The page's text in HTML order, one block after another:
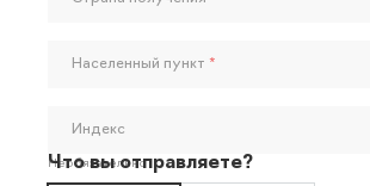
Населенный пункт *
Индекс
Необязательно
Что вы отправляете?